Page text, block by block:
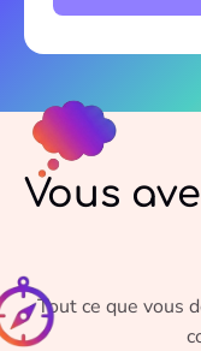
Vous
Tout ce que vous